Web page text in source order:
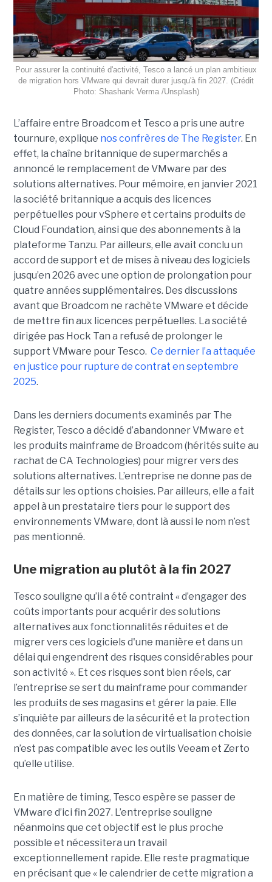
Pour assurer la continuité d'activité, Tesco a lancé un plan ambitieux
de migration hors VMware qui devrait durer jusqu'à fin 2027. (Crédit
Photo: Shashank Verma /Unsplash)
L’affaire entre Broadcom et Tesco a pris une autre
tournure, explique nos confrères de The Register. En
effet, la chaîne britannique de supermarchés a
annoncé le remplacement de VMware par des
solutions alternatives. Pour mémoire, en janvier 2021
la société britannique a acquis des licences
perpétuelles pour vSphere et certains produits de
Cloud Foundation, ainsi que des abonnements à la
plateforme Tanzu. Par ailleurs, elle avait conclu un
accord de support et de mises à niveau des logiciels
jusqu’en 2026 avec une option de prolongation pour
quatre années supplémentaires. Des discussions
avant que Broadcom ne rachète VMware et décide
de mettre fin aux licences perpétuelles. La société
dirigée pas Hock Tan a refusé de prolonger le
support VMware pour Tesco. Ce dernier l’a attaquée
en justice pour rupture de contrat en septembre
2025.
Dans les derniers documents examinés par The
Register, Tesco a décidé d’abandonner VMware et
les produits mainframe de Broadcom (hérités suite au
rachat de CA Technologies) pour migrer vers des
solutions alternatives. L’entreprise ne donne pas de
détails sur les options choisies. Par ailleurs, elle a fait
appel à un prestataire tiers pour le support des
environnements VMware, dont là aussi le nom n’est
pas mentionné.
Une migration au plutôt à la fin 2027
Tesco souligne qu’il a été contraint « d’engager des
coûts importants pour acquérir des solutions
alternatives aux fonctionnalités réduites et de
migrer vers ces logiciels d'une manière et dans un
délai qui engendrent des risques considérables pour
son activité ». Et ces risques sont bien réels, car
l’entreprise se sert du mainframe pour commander
les produits de ses magasins et gérer la paie. Elle
s’inquiète par ailleurs de la sécurité et la protection
des données, car la solution de virtualisation choisie
n’est pas compatible avec les outils Veeam et Zerto
qu’elle utilise.
En matière de timing, Tesco espère se passer de
VMware d’ici fin 2027. L’entreprise souligne
néanmoins que cet objectif est le plus proche
possible et nécessitera un travail
exceptionnellement rapide. Elle reste pragmatique
en précisant que « le calendrier de cette migration a